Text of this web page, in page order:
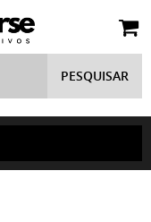
PESQUISAR